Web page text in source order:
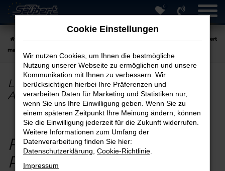
Zum
Hauptinhalt
springen
0
Land Rover günstig online kaufen – Auto Seubert
macht´s möglich!
Land Rover günstig online kaufen –
Auto Seubert macht´s möglich!
Fahrzeuge vonLand
Roveronline kaufen bei
Cookie Einstellungen
Wir nutzen Cookies, um Ihnen die bestmögliche
Nutzung unserer Webseite zu ermöglichen und unsere
Kommunikation mit Ihnen zu verbessern. Wir
berücksichtigen hierbei Ihre Präferenzen und
verarbeiten Daten für Marketing und Statistiken nur,
wenn Sie uns Ihre Einwilligung geben. Wenn Sie zu
einem späteren Zeitpunkt Ihre Meinung ändern, können
Sie die Einwilligung jederzeit für die Zukunft widerrufen.
Weitere Informationen zum Umfang der
Datenverarbeitung finden Sie hier:
Datenschutzerklärung Cookie-Richtlinie
Impressum